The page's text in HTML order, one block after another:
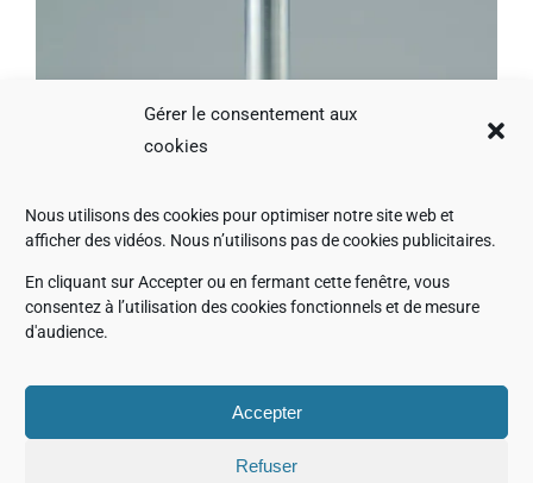
Gérer le consentement aux
cookies
Nous utilisons des cookies pour optimiser notre site web et
afficher des vidéos. Nous n’utilisons pas de cookies publicitaires.
En cliquant sur Accepter ou en fermant cette fenêtre, vous
consentez à l’utilisation des cookies fonctionnels et de mesure
d'audience.
Accepter
Refuser